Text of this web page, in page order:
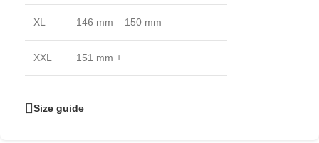
XL 146 mm – 150 mm
XXL 151 mm +
Size guide